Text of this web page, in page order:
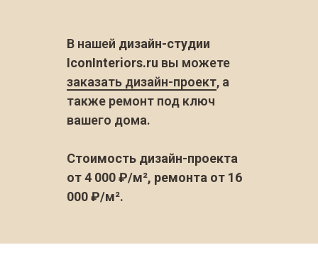
В нашей дизайн-студии
IconInteriors.ru вы можете
заказать дизайн-проект, а
также ремонт под ключ
вашего дома.
Стоимость дизайн-проекта
от 4 000 ₽/м², ремонта от 16
000 ₽/м².